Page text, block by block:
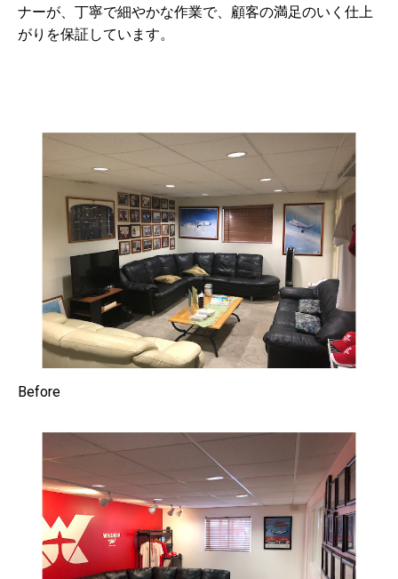
ナーが、丁寧で細やかな作業で、顧客の満足のいく仕上
がりを保証しています。
Before